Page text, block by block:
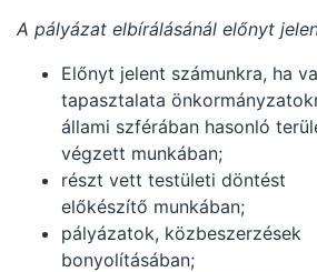
A pályázat elbírálásánál előnyt
Előnyt jelent számunkra, ha
tapasztalata
állami szférában hasonló
végzett munkában;
részt vett testületi döntést
előkészítő munkában;
pályázatok, közbeszerzések
bonyolításában;